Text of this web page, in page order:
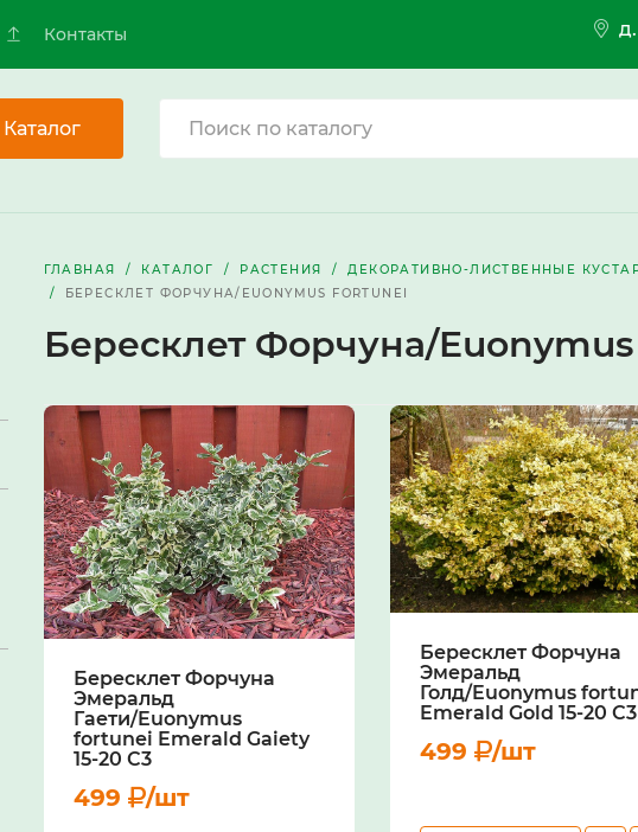
Контакты
Каталог
ГЛАВНАЯ КАТАЛОГ РАСТЕНИЯ
ДЕКОРАТИВНО-ЛИСТВЕННЫЕ
БЕРЕСКЛЕТ ФОРЧУНА/EUONYMUS FORTUNEI
Бересклет Форчуна/
Бересклет Форчуна
Эмеральд
Гаети/Euonymus
fortunei Emerald Gaiety
15-20 С3
499 /шт
Бересклет Форчуна
Эмеральд
Голд/Euonymus
Emerald Gold 15-20 С3
499 /шт